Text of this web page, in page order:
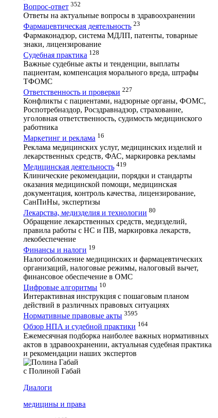
Вопрос-ответ 352
Ответы на актуальные вопросы в здравоохранении
Фармацевтическая деятельность 23
Фармаконадзор, система МДЛП, патенты, товарные
знаки, лицензирование
Судебная практика 128
Важные судебные акты и тенденции, выплаты
пациентам, компенсация морального вреда, штрафы
ТФОМС
Ответственность и проверки 227
Конфликты с пациентами, надзорные органы, ФОМС,
Роспотребназдор, Росздравнадзор, страхование,
уголовная ответственность, судимость медицинского
работника
Маркетинг и реклама 16
Реклама медицинских услуг, медицинских изделий и
лекарственных средств, ФАС, маркировка рекламы
Медицинская деятельность 419
Клинические рекомендации, порядки и стандарты
оказания медицинской помощи, медицинская
документация, контроль качества, лицензирование,
СанПиНы, экспертизы
Лекарства, медизделия и технологии 80
Обращение лекарственных средств, медизделий,
правила работы с НС и ПВ, маркировка лекарств,
лекобеспечение
Финансы и налоги 19
Налогообложение медицинских и фармацевтических
организаций, налоговые режимы, налоговый вычет,
финансовое обеспечение в ОМС
Цифровые алгоритмы 10
Интерактивная инструкция с пошаговым планом
действий в различных правовых ситуациях
Нормативные правовые акты 3595
Обзор НПА и судебной практики 164
Ежемесячная подборка наиболее важных нормативных
актов в здравоохранении, актуальная судебная практика
и рекомендации наших экспертов
с Полиной Габай
Диалоги
медицины и права